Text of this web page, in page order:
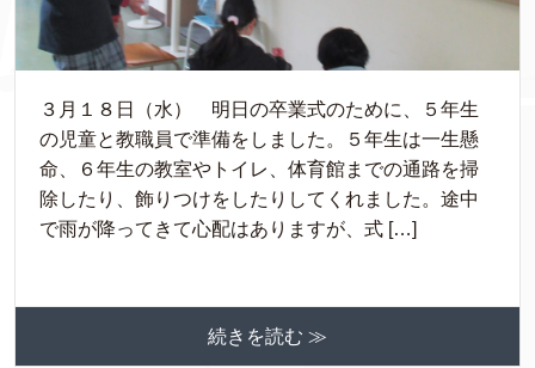
３月１８日（水） 明日の卒業式のために、５年生
の児童と教職員で準備をしました。５年生は一生懸
命、６年生の教室やトイレ、体育館までの通路を掃
除したり、飾りつけをしたりしてくれました。途中
で雨が降ってきて心配はありますが、式 […]
続きを読む ≫